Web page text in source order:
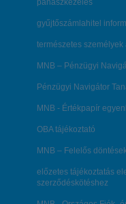
panaszkezelés
gyűjtőszámlahitel
természetes
MNB – Pénzügyi
Pénzügyi Navigátor
MNB - Értékpapír
OBA tájékoztató
MNB – Felelős
előzetes tájékoztatás
szerződéskötéshez